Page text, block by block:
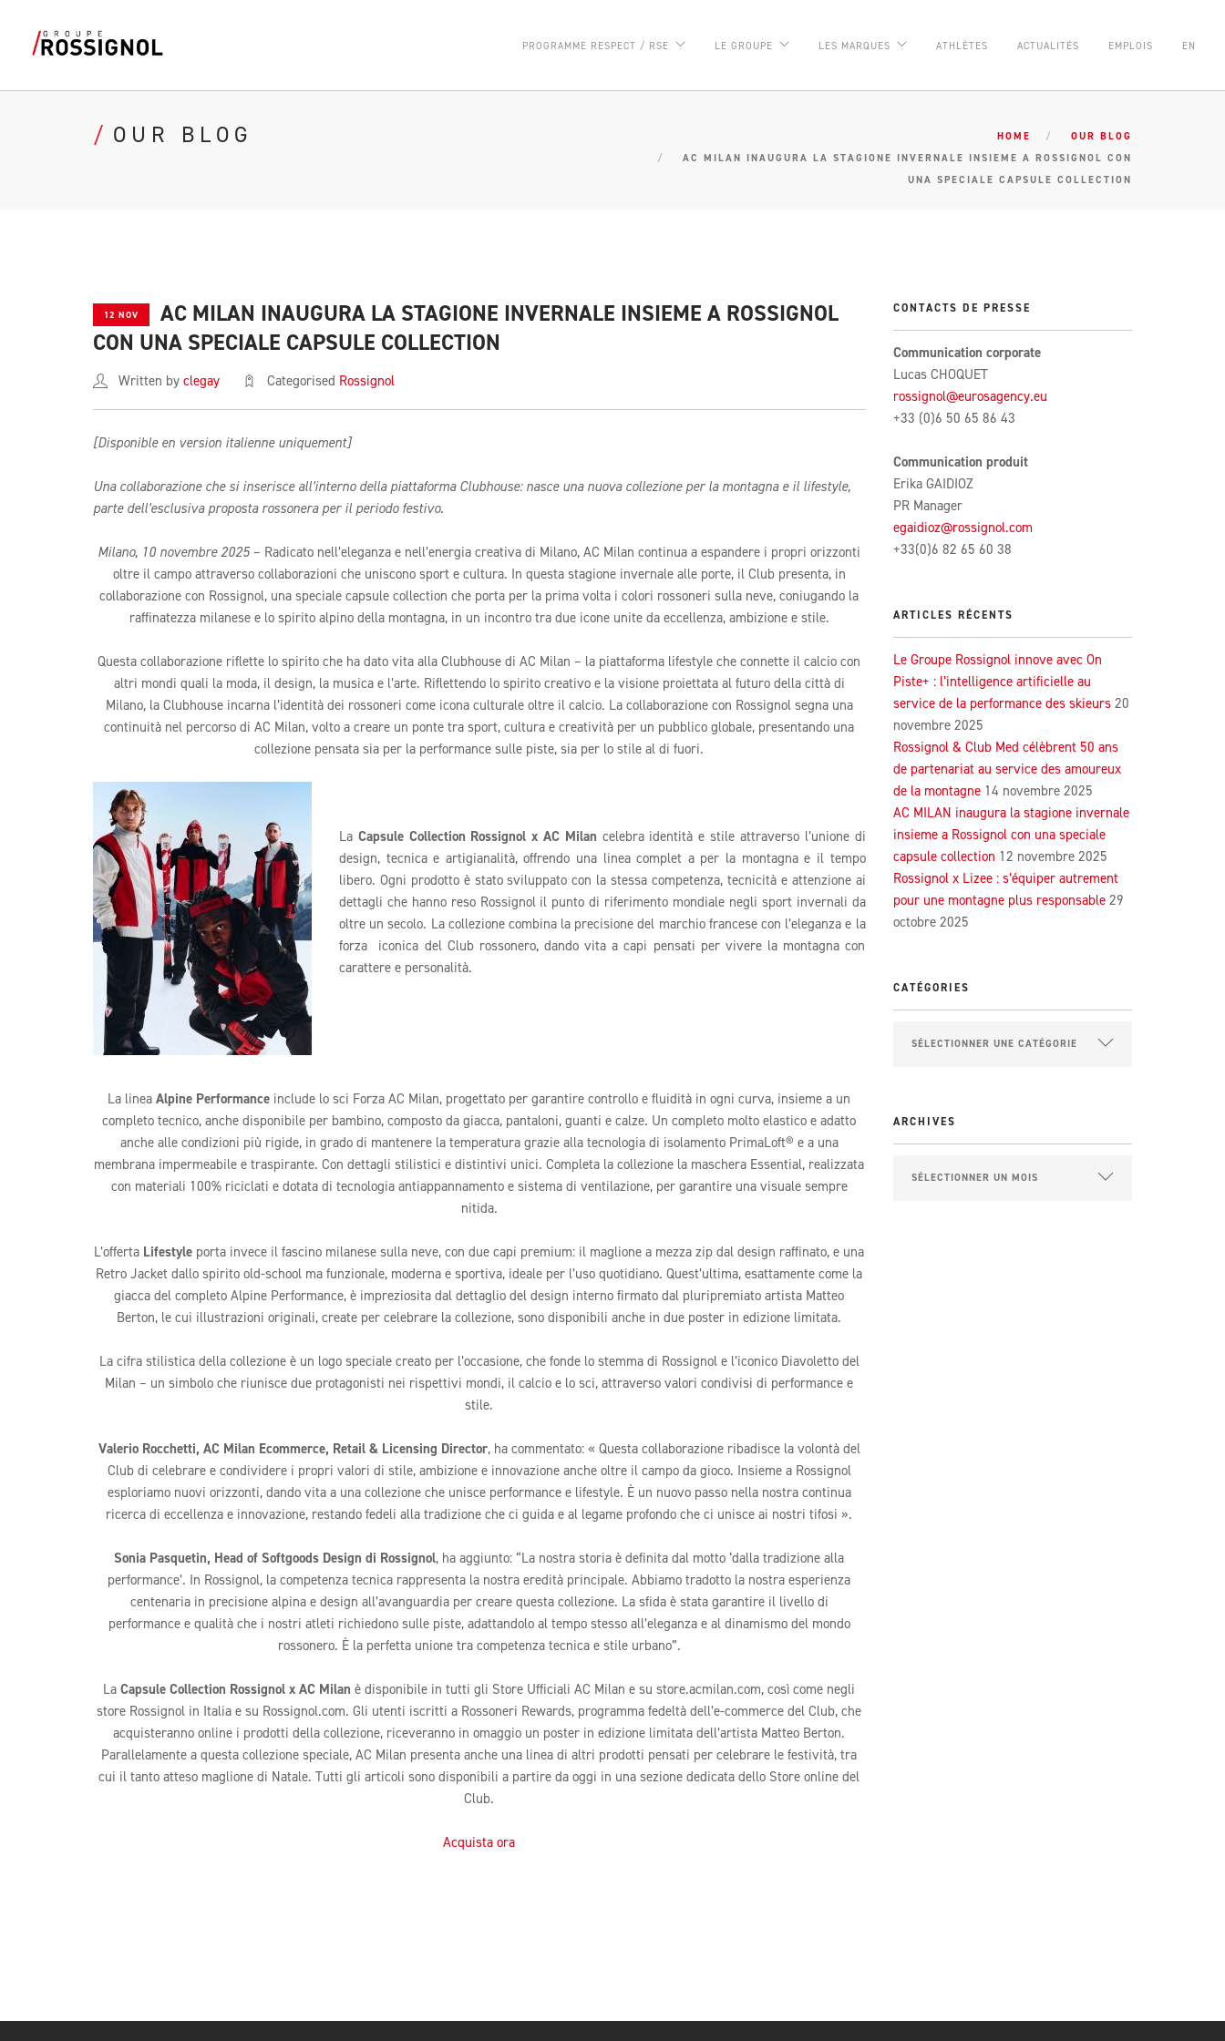
PROGRAMME RESPECT / RSE LE GROUPE LES MARQUES ATHLÈTES ACTUALITÉS EMPLOIS EN
OUR BLOG HOME
OUR BLOG
AC MILAN INAUGURA LA STAGIONE INVERNALE INSIEME A ROSSIGNOL CON
UNA SPECIALE CAPSULE COLLECTION
12 NOV
AC MILAN INAUGURA LA STAGIONE INVERNALE INSIEME A ROSSIGNOL
CON UNA SPECIALE CAPSULE COLLECTION
Written by clegay Categorised Rossignol
[Disponible en version italienne uniquement]
Una collaborazione che si inserisce all’interno della piattaforma Clubhouse: nasce una nuova collezione per la montagna e il lifestyle,
parte dell’esclusiva proposta rossonera per il periodo festivo.
Milano, 10 novembre 2025– Radicato nell’eleganza e nell’energia creativa di Milano, AC Milan continua a espandere i propri orizzonti
oltre il campo attraverso collaborazioni che uniscono sport e cultura. In questa stagione invernale alle porte, il Club presenta, in
collaborazione con Rossignol, una speciale capsule collection che porta per la prima volta i colori rossoneri sulla neve, coniugando la
raffinatezza milanese e lo spirito alpino della montagna, in un incontro tra due icone unite da eccellenza, ambizione e stile.
Questa collaborazione riflette lo spirito che ha dato vita alla Clubhouse di AC Milan – la piattaforma lifestyle che connette il calcio con
altri mondi quali la moda, il design, la musica e l’arte. Riflettendo lo spirito creativo e la visione proiettata al futuro della città di
Milano, la Clubhouse incarna l’identità dei rossoneri come icona culturale oltre il calcio. La collaborazione con Rossignol segna una
continuità nel percorso di AC Milan, volto a creare un ponte tra sport, cultura e creatività per un pubblico globale, presentando una
collezione pensata sia per la performance sulle piste, sia per lo stile al di fuori.
La Capsule Collection Rossignol x AC Milan celebra identità e stile attraverso l’unione di
design, tecnica e artigianalità, offrendo una linea complet a per la montagna e il tempo
libero. Ogni prodotto è stato sviluppato con la stessa competenza, tecnicità e attenzione ai
dettagli che hanno reso Rossignol il punto di riferimento mondiale negli sport invernali da
oltre un secolo. La collezione combina la precisione del marchio francese con l’eleganza e la
forza iconica del Club rossonero, dando vita a capi pensati per vivere la montagna con
carattere e personalità.
La lineaAlpine Performance include lo sci Forza AC Milan, progettato per garantire controllo e fluidità in ogni curva, insieme a un
completo tecnico, anche disponibile per bambino, composto da giacca, pantaloni, guanti e calze. Un completo molto elastico e adatto
anche alle condizioni più rigide, in grado di mantenere la temperatura grazie alla tecnologia di isolamento PrimaLoft® e a una
membrana impermeabile e traspirante. Con dettagli stilistici e distintivi unici. Completa la collezione la maschera Essential, realizzata
con materiali 100% riciclati e dotata di tecnologia antiappannamento e sistema di ventilazione, per garantire una visuale sempre
nitida.
L’offerta Lifestyle porta invece il fascino milanese sulla neve, con due capi premium: il maglione a mezza zip dal design raffinato, e una
Retro Jacket dallo spirito old-school ma funzionale, moderna e sportiva, ideale per l’uso quotidiano. Quest’ultima, esattamente come la
giacca del completo Alpine Performance, è impreziosita dal dettaglio del design interno firmato dal pluripremiato artista Matteo
Berton, le cui illustrazioni originali, create per celebrare la collezione, sono disponibili anche in due poster in edizione limitata.
La cifra stilistica della collezione è un logo speciale creato per l’occasione, che fonde lo stemma di Rossignol e l’iconico Diavoletto del
Milan – un simbolo che riunisce due protagonisti nei rispettivi mondi, il calcio e lo sci, attraverso valori condivisi di performance e
stile.
Valerio Rocchetti, AC Milan Ecommerce, Retail & Licensing Director, ha commentato: « Questa collaborazione ribadisce la volontà del
Club di celebrare e condividere i propri valori di stile, ambizione e innovazione anche oltre il campo da gioco. Insieme a Rossignol
esploriamo nuovi orizzonti, dando vita a una collezione che unisce performance e lifestyle. È un nuovo passo nella nostra continua
ricerca di eccellenza e innovazione, restando fedeli alla tradizione che ci guida e al legame profondo che ci unisce ai nostri tifosi ».
Sonia Pasquetin, Head of Softgoods Design di Rossignol, ha aggiunto: “La nostra storia è definita dal motto ‘dalla tradizione alla
performance’. In Rossignol, la competenza tecnica rappresenta la nostra eredità principale. Abbiamo tradotto la nostra esperienza
centenaria in precisione alpina e design all’avanguardia per creare questa collezione. La sfida è stata garantire il livello di
performance e qualità che i nostri atleti richiedono sulle piste, adattandolo al tempo stesso all’eleganza e al dinamismo del mondo
rossonero. È la perfetta unione tra competenza tecnica e stile urbano”.
LaCapsule Collection Rossignol x AC Milan è disponibile in tutti gli Store Ufficiali AC Milan e su store.acmilan.com, così come negli
store Rossignol in Italia e su Rossignol.com. Gli utenti iscritti a Rossoneri Rewards, programma fedeltà dell’e-commerce del Club, che
acquisteranno online i prodotti della collezione, riceveranno in omaggio un poster in edizione limitata dell’artista Matteo Berton.
Parallelamente a questa collezione speciale, AC Milan presenta anche una linea di altri prodotti pensati per celebrare le festività, tra
cui il tanto atteso maglione di Natale. Tutti gli articoli sono disponibili a partire da oggi in una sezione dedicata dello Store online del
Club.
Acquista ora
CONTACTS DE PRESSE
Communication corporate
Lucas CHOQUET
rossignol@eurosagency.eu
+33 (0)6 50 65 86 43
Communication produit
Erika GAIDIOZ
PR Manager
egaidioz@rossignol.com
+33(0)6 82 65 60 38
ARTICLES RÉCENTS
Le Groupe Rossignol innove avec On
Piste+ : l’intelligence artificielle au
service de la performance des skieurs 20
novembre 2025
Rossignol & Club Med célèbrent 50 ans
de partenariat au service des amoureux
de la montagne 14 novembre 2025
AC MILAN inaugura la stagione invernale
insieme a Rossignol con una speciale
capsule collection 12 novembre 2025
Rossignol x Lizee : s’équiper autrement
pour une montagne plus responsable 29
octobre 2025
CATÉGORIES
ARCHIVES